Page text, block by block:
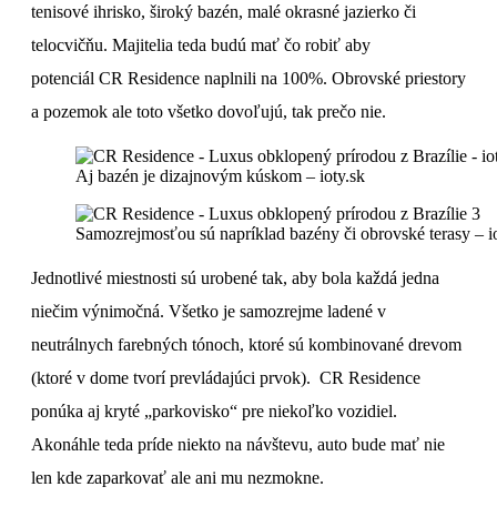
tenisové ihrisko, široký bazén, malé okrasné jazierko či
telocvičňu. Majitelia teda budú mať čo robiť aby
potenciál CR Residence naplnili na 100%. Obrovské priestory
a pozemok ale toto všetko dovoľujú, tak prečo nie.
Aj bazén je dizajnovým kúskom – ioty.sk
Samozrejmosťou sú napríklad bazény či obrovské terasy –
Jednotlivé miestnosti sú urobené tak, aby bola každá jedna
niečim výnimočná. Všetko je samozrejme ladené v
neutrálnych farebných tónoch, ktoré sú kombinované drevom
(ktoré v dome tvorí prevládajúci prvok). CR Residence
ponúka aj kryté „parkovisko“ pre niekoľko vozidiel.
Akonáhle teda príde niekto na návštevu, auto bude mať nie
len kde zaparkovať ale ani mu nezmokne.